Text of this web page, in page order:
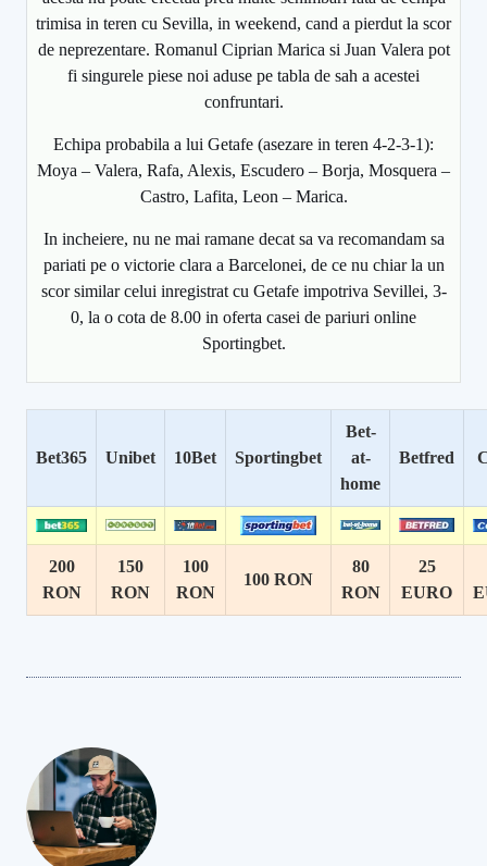
trimisa in teren cu Sevilla, in weekend, cand a pierdut la scor
de neprezentare. Romanul Ciprian Marica si Juan Valera pot
fi singurele piese noi aduse pe tabla de sah a acestei
confruntari.
Echipa probabila a lui Getafe (asezare in teren 4-2-3-1):
Moya – Valera, Rafa, Alexis, Escudero – Borja, Mosquera –
Castro, Lafita, Leon – Marica.
In incheiere, nu ne mai ramane decat sa va recomandam sa
pariati pe o victorie clara a Barcelonei, de ce nu chiar la un
scor similar celui inregistrat cu Getafe impotriva Sevillei, 3-
0, la o cota de 8.00 in oferta casei de pariuri online
Sportingbet.
Bet365 Unibet 10Bet Sportingbet
Bet-
at-
home
Betfred
200
RON
150
RON
100
RON
100 RON
80
RON
25
EURO